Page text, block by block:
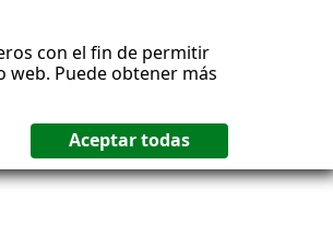
con el fin de permitir
web. Puede obtener más